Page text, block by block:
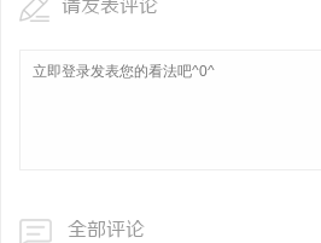
请发表评论
全部评论